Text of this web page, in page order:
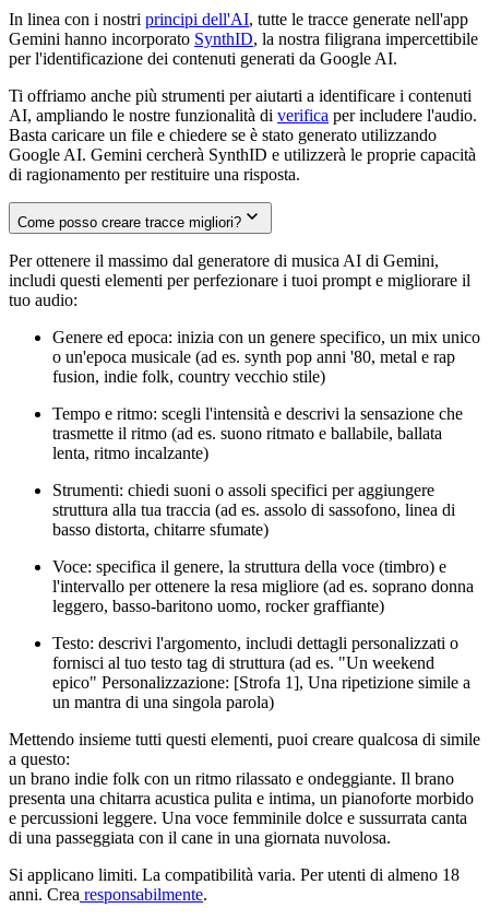
In linea con i nostri principi dell'AI, tutte le tracce generate nell'app
Gemini hanno incorporato SynthID, la nostra filigrana impercettibile
per l'identificazione dei contenuti generati da Google AI.
Ti offriamo anche più strumenti per aiutarti a identificare i contenuti
AI, ampliando le nostre funzionalità di verifica per includere l'audio.
Basta caricare un file e chiedere se è stato generato utilizzando
Google AI. Gemini cercherà SynthID e utilizzerà le proprie capacità
di ragionamento per restituire una risposta.
Come posso creare tracce migliori?
Per ottenere il massimo dal generatore di musica AI di Gemini,
includi questi elementi per perfezionare i tuoi prompt e migliorare il
tuo audio:
Genere ed epoca: inizia con un genere specifico, un mix unico
o un'epoca musicale (ad es. synth pop anni '80, metal e rap
fusion, indie folk, country vecchio stile)
Tempo e ritmo: scegli l'intensità e descrivi la sensazione che
trasmette il ritmo (ad es. suono ritmato e ballabile, ballata
lenta, ritmo incalzante)
Strumenti: chiedi suoni o assoli specifici per aggiungere
struttura alla tua traccia (ad es. assolo di sassofono, linea di
basso distorta, chitarre sfumate)
Voce: specifica il genere, la struttura della voce (timbro) e
l'intervallo per ottenere la resa migliore (ad es. soprano donna
leggero, basso-baritono uomo, rocker graffiante)
Testo: descrivi l'argomento, includi dettagli personalizzati o
fornisci al tuo testo tag di struttura (ad es. "Un weekend
epico" Personalizzazione: [Strofa 1], Una ripetizione simile a
un mantra di una singola parola)
Mettendo insieme tutti questi elementi, puoi creare qualcosa di simile
a questo:
un brano indie folk con un ritmo rilassato e ondeggiante. Il brano
presenta una chitarra acustica pulita e intima, un pianoforte morbido
e percussioni leggere. Una voce femminile dolce e sussurrata canta
di una passeggiata con il cane in una giornata nuvolosa.
Si applicano limiti. La compatibilità varia. Per utenti di almeno 18
anni. Crea responsabilmente.